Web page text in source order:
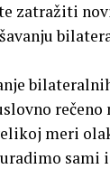
zatražiti
rečeno
meri
sami